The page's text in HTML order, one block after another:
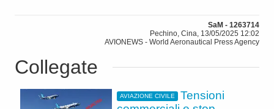
SaM - 1263714
Pechino, Cina, 13/05/2025 12:02
AVIONEWS - World Aeronautical Press Agency
Collegate
AVIAZIONE CIVILE
Tensioni